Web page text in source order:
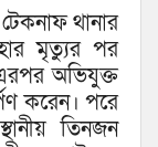
থানার
মৃত্যুর পর
অভিযুক্ত
করেন। পরে
তিনজন